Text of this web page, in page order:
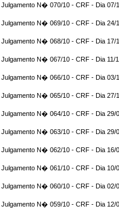
Julgamento N� 070/10 - CRF - Dia 07/
Julgamento N� 069/10 - CRF - Dia 24/
Julgamento N� 068/10 - CRF - Dia 17/
Julgamento N� 067/10 - CRF - Dia 11/
Julgamento N� 066/10 - CRF - Dia 03/
Julgamento N� 065/10 - CRF - Dia 27/
Julgamento N� 064/10 - CRF - Dia 29/
Julgamento N� 063/10 - CRF - Dia 29/
Julgamento N� 062/10 - CRF - Dia 16/
Julgamento N� 061/10 - CRF - Dia 10/
Julgamento N� 060/10 - CRF - Dia 02/
Julgamento N� 059/10 - CRF - Dia 12/